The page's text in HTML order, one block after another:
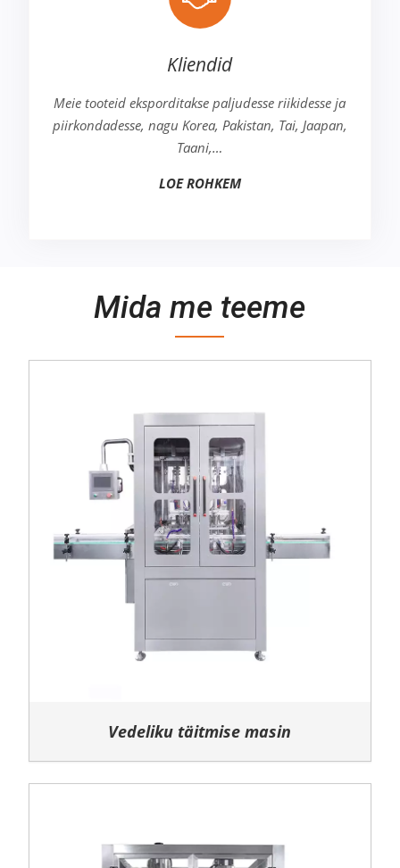
Kliendid
Meie tooteid eksporditakse paljudesse riikidesse ja
piirkondadesse, nagu Korea, Pakistan, Tai, Jaapan,
Taani,…
LOE ROHKEM
Mida me teeme
Vedeliku täitmise masin